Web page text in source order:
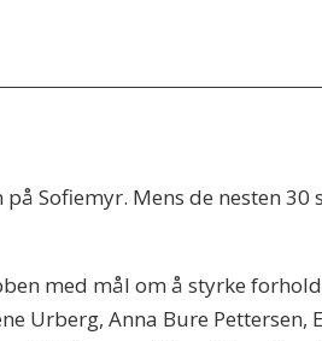
Sofiemyr. Mens de nesten
med mål om å styrke
Anna Bure Pettersen,